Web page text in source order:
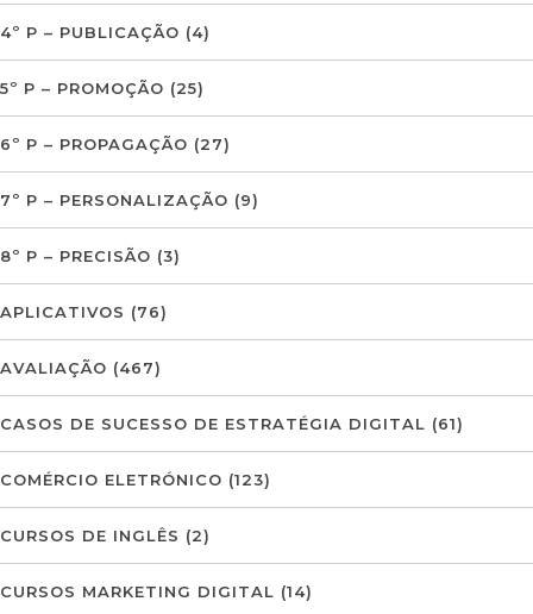
4º P – PUBLICAÇÃO (4)
5º P – PROMOÇÃO (25)
6º P – PROPAGAÇÃO (27)
7º P – PERSONALIZAÇÃO (9)
8º P – PRECISÃO (3)
APLICATIVOS (76)
AVALIAÇÃO (467)
CASOS DE SUCESSO DE ESTRATÉGIA DIGITAL (61)
COMÉRCIO ELETRÓNICO (123)
CURSOS DE INGLÊS (2)
CURSOS MARKETING DIGITAL (14)